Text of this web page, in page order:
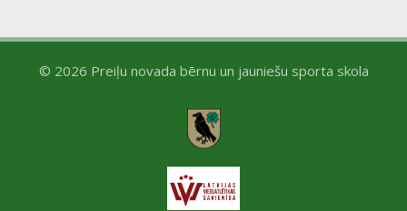
© 2026 Preiļu novada bērnu un jauniešu sporta skola